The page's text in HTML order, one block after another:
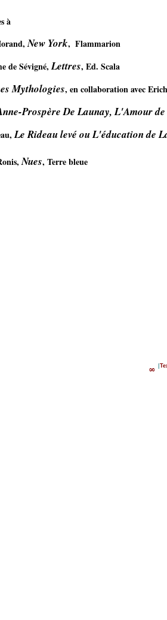
à
New York,  Flammarion
de Sévigné, Lettres, Ed. Scala
Mythologies, en collaboration avec
Prospère De Launay, L'Amour de
Le Rideau levé ou L'éducation de
Nues, Terre bleue
∞